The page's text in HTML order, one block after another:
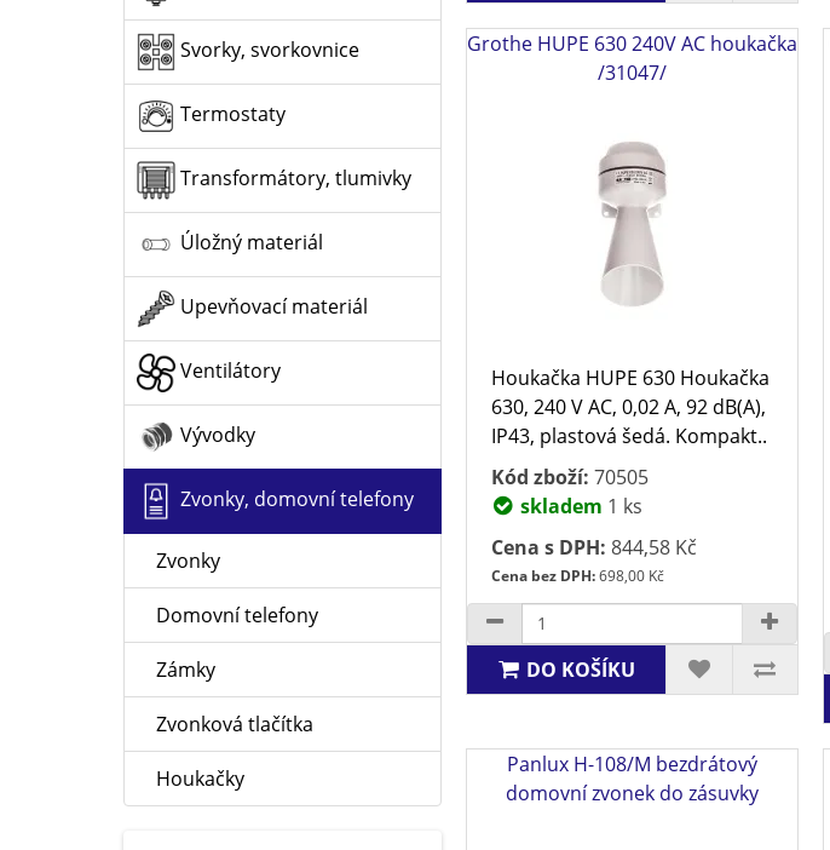
Svorky, svorkovnice
Termostaty
Transformátory, tlumivky
Úložný materiál
Upevňovací materiál
Ventilátory
Vývodky
Zvonky, domovní telefony
Zvonky
Domovní telefony
Zámky
Zvonková tlačítka
Houkačky
Grothe HUPE 630 240V AC houkačka
/31047/
Houkačka HUPE 630 Houkačka
630, 240 V AC, 0,02 A, 92 dB(A),
IP43, plastová šedá. Kompakt..
Kód zboží: 70505
skladem 1 ks
Cena s DPH: 844,58 Kč
Cena bez DPH:698,00 Kč
DO KOŠÍKU
Panlux H-108/M bezdrátový
domovní zvonek do zásuvky